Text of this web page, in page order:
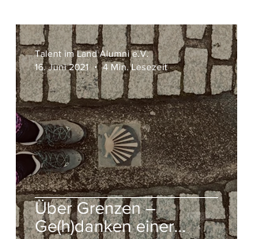
Über Grenzen –
Ge(h)danken einer
Talent im Land Alumni e.V.
16. Juni 2021
4 Min. Lesezeit